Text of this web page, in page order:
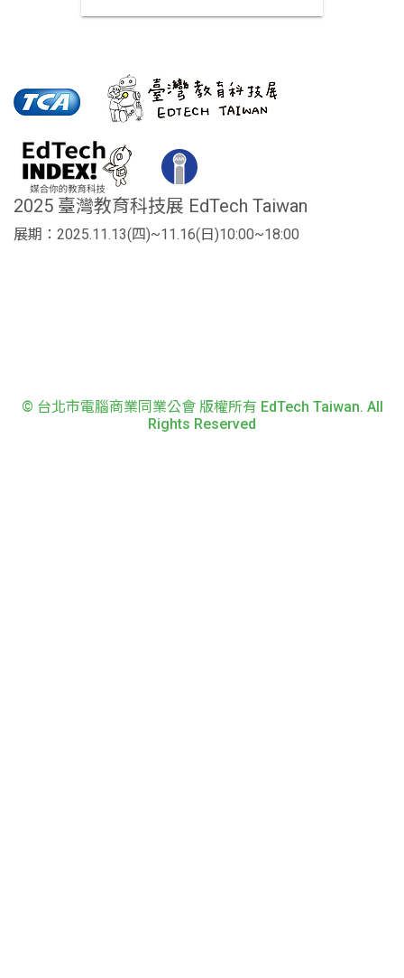
2025 臺灣教育科技展 EdTech Taiwan
展期：2025.11.13(四)~11.16(日)10:00~18:00
© 台北市電腦商業同業公會 版權所有 EdTech Taiwan. All
Rights Reserved